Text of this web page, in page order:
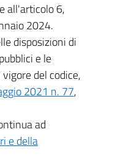
all'articolo 6,
2024.
disposizioni di
e le
del codice,
2021 n. 77,
ad
e della